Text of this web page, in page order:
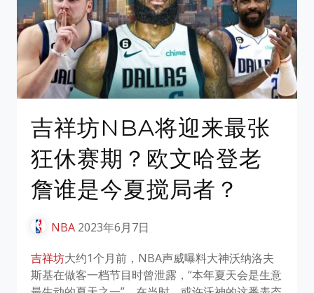
吉祥坊NBA将迎来最张
狂休赛期？欧文哈登老
詹谁是今夏搅局者？
NBA 2023年6月7日
吉祥坊大约1个月前，NBA声威曝料大神沃纳洛夫
斯基在做客一档节目时曾泄露，“本年夏天会是生意